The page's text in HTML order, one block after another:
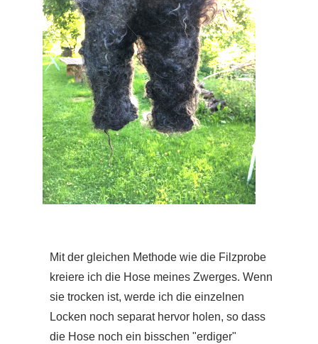
Mit der gleichen Methode wie die Filzprobe
kreiere ich die Hose meines Zwerges. Wenn
sie trocken ist, werde ich die einzelnen
Locken noch separat hervor holen, so dass
die Hose noch ein bisschen "erdiger"